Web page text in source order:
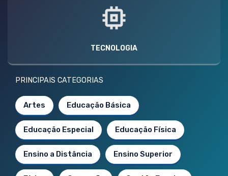
TECNOLOGIA
PRINCIPAIS CATEGORIAS
Artes Educação Básica
Educação Especial Educação Física
Ensino a Distância Ensino Superior